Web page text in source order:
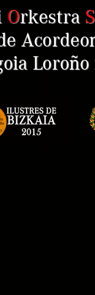
Orkestra S
Loroño